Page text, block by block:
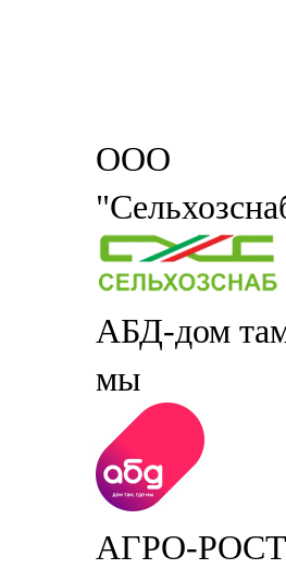
ООО
АБД-дом
мы
АГРО-РОСТ